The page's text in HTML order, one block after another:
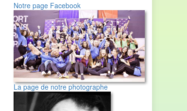
Notre page Facebook
La page de notre photographe